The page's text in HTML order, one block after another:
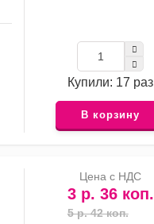
Купили: 17 раз
В корзину
Цена с НДС
3 р. 36 коп.
5 р. 42 коп.